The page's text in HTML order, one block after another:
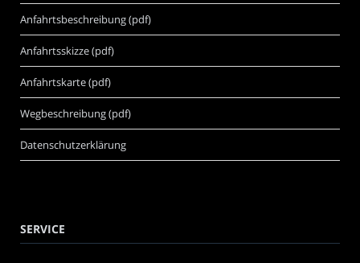
Anfahrtsbeschreibung (pdf)
Anfahrtsskizze (pdf)
Anfahrtskarte (pdf)
Wegbeschreibung (pdf)
Datenschutzerklärung
SERVICE